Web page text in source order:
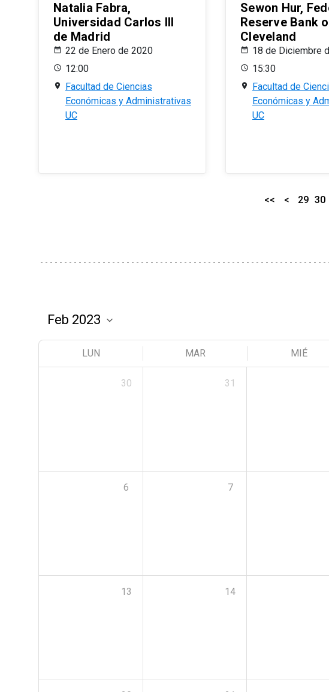
Natalia Fabra,
Universidad Carlos III
de Madrid
22 de Enero de 2020
12:00
Facultad de Ciencias
Económicas y Administrativas
UC
Sewon Hur,
Reserve Bank
Cleveland
18 de Diciembre
15:30
Facultad de
Económicas y
UC
<< < 29 30
LUN MAR MIÉ
30 31
6 7
13 14